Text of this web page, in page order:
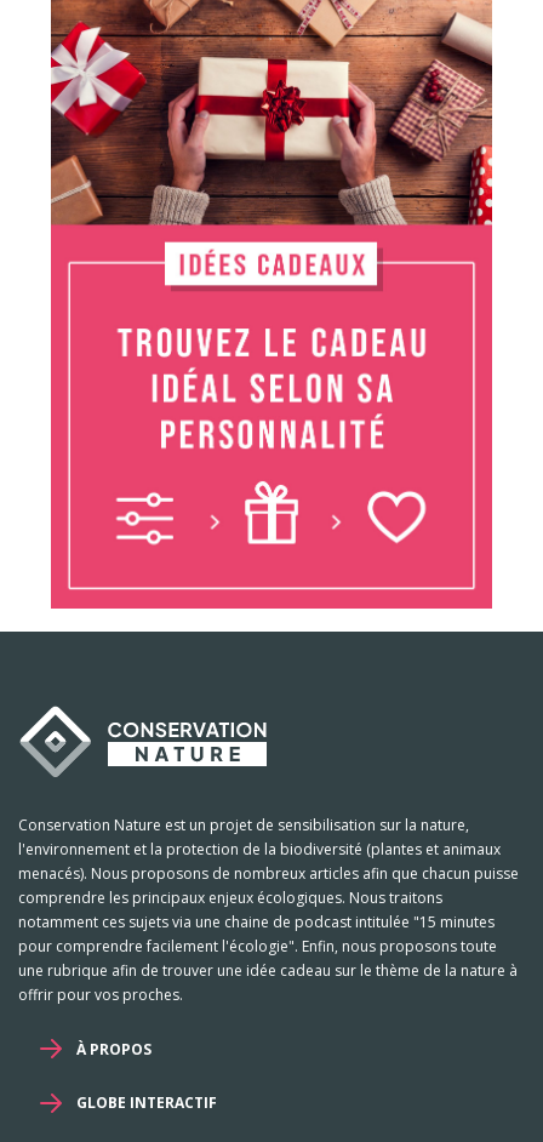
Conservation Nature est un projet de sensibilisation sur la nature,
l'environnement et la protection de la biodiversité (plantes et animaux
menacés). Nous proposons de nombreux articles afin que chacun puisse
comprendre les principaux enjeux écologiques. Nous traitons
notamment ces sujets via une chaine de podcast intitulée "15 minutes
pour comprendre facilement l'écologie". Enfin, nous proposons toute
une rubrique afin de trouver une idée cadeau sur le thème de la nature à
offrir pour vos proches.
À PROPOS
GLOBE INTERACTIF